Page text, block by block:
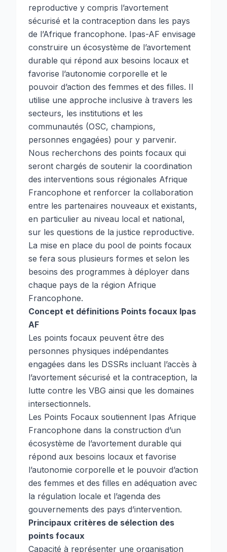
reproductive y compris l’avortement
sécurisé et la contraception dans les pays
de l’Afrique francophone. Ipas-AF envisage
construire un écosystème de l’avortement
durable qui répond aux besoins locaux et
favorise l’autonomie corporelle et le
pouvoir d’action des femmes et des filles. Il
utilise une approche inclusive à travers les
secteurs, les institutions et les
communautés (OSC, champions,
personnes engagées) pour y parvenir.
Nous recherchons des points focaux qui
seront chargés de soutenir la coordination
des interventions sous régionales Afrique
Francophone et renforcer la collaboration
entre les partenaires nouveaux et existants,
en particulier au niveau local et national,
sur les questions de la justice reproductive.
La mise en place du pool de points focaux
se fera sous plusieurs formes et selon les
besoins des programmes à déployer dans
chaque pays de la région Afrique
Francophone.
Concept et définitions Points focaux Ipas
AF
Les points focaux peuvent être des
personnes physiques indépendantes
engagées dans les DSSRs incluant l’accès à
l’avortement sécurisé et la contraception, la
lutte contre les VBG ainsi que les domaines
intersectionnels.
Les Points Focaux soutiennent Ipas Afrique
Francophone dans la construction d’un
écosystème de l’avortement durable qui
répond aux besoins locaux et favorise
l’autonomie corporelle et le pouvoir d’action
des femmes et des filles en adéquation avec
la régulation locale et l’agenda des
gouvernements des pays d’intervention.
Principaux critères de sélection des
points focaux
Capacité à représenter une organisation